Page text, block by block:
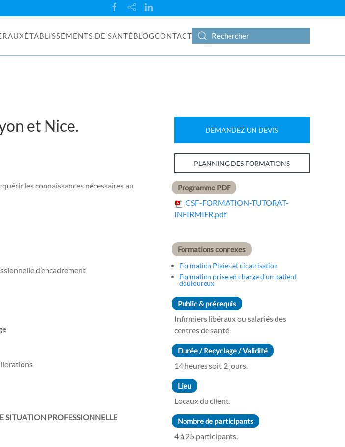
ÉTABLISSEMENTS DE SANTÉBLOGCONTACT
et Nice.
les connaissances nécessaires au
DEMANDEZ UN DEVIS
PLANNING DES FORMATIONS
Programme PDF
CSF-FORMATION-TUTORAT-
INFIRMIER.pdf
d’encadrement
SITUATION PROFESSIONNELLE
Formations connexes
Formation Plaies et cicatrisation
Formation prise en charge d’un patient
douloureux
Public & prérequis
Infirmiers libéraux ou salariés des
centres de santé
Durée / Recyclage / Validité
14 heures soit 2 jours.
Lieu
Locaux du client.
Nombre de participants
4 à 25 participants.